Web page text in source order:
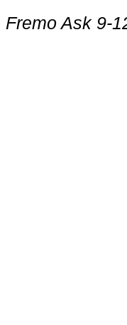
Fremo Ask 9-